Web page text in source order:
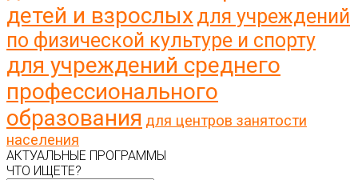
детей и взрослых для учреждений
по физической культуре и спорту
для учреждений среднего
профессионального
образования для центров занятости
населения
АКТУАЛЬНЫЕ ПРОГРАММЫ
ЧТО ИЩЕТЕ?